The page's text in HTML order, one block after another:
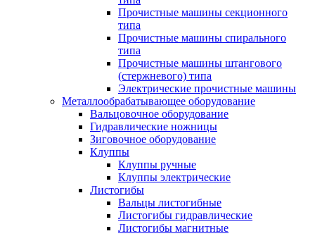
Прочистные машины секционного
типа
Прочистные машины спирального
типа
Прочистные машины штангового
(стержневого) типа
Электрические прочистные машины
Металлообрабатывающее оборудование
Вальцовочное оборудование
Гидравлические ножницы
Зиговочное оборудование
Клуппы
Клуппы ручные
Клуппы электрические
Листогибы
Вальцы листогибные
Листогибы гидравлические
Листогибы магнитные